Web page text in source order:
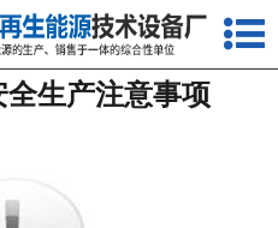
网站首页
关于我们
生产注意事项